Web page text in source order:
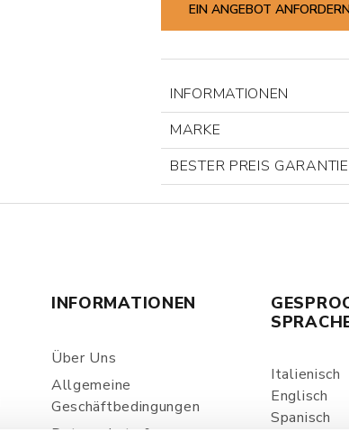
EIN ANGEBOT
INFORMATIONEN
MARKE
BESTER PREIS
INFORMATIONEN
Über Uns
Allgemeine
Geschäftbedingungen
Italienisch
Englisch
Spanisch